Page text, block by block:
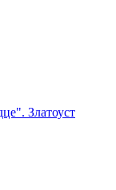
Златоуст